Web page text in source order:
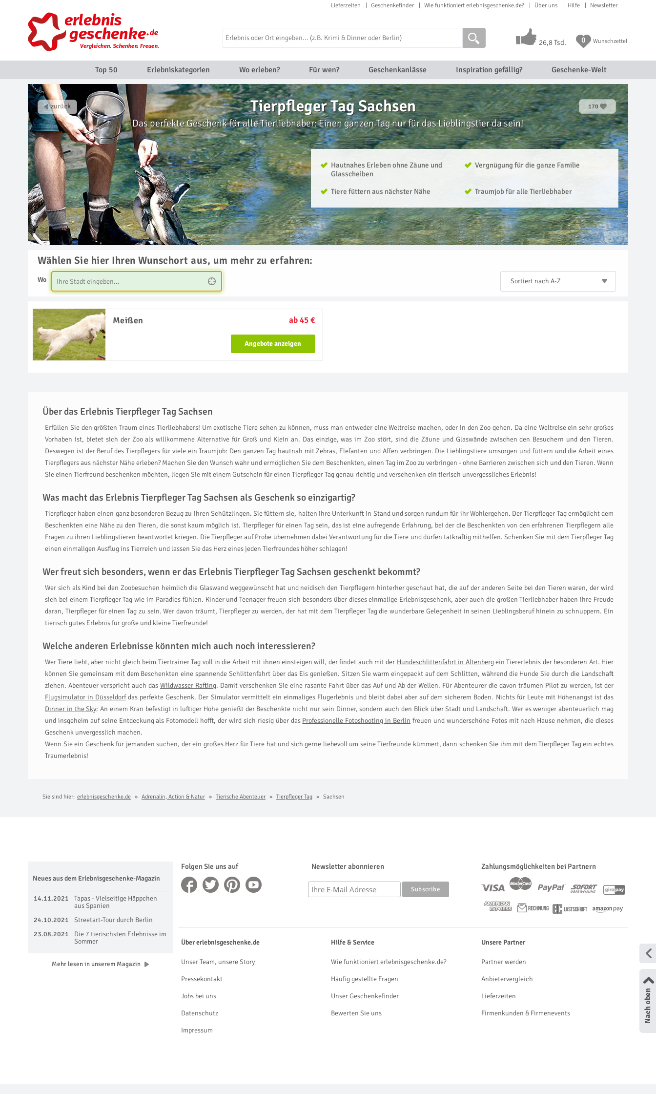
Lieferzeiten Geschenkefinder Wie funktioniert erlebnisgeschenke.de? Über uns Hilfe Newsletter
26,8 Tsd. 0 Wunschzettel
Top 50 Erlebniskategorien Wo erleben? Für wen? Geschenkanlässe Inspiration gefällig? Geschenke-Welt
Tierpfleger Tag Sachsen 170
Das perfekte Geschenk für alle Tierliebhaber: Einen ganzen Tag nur für das Lieblingstier da sein!
Hautnahes Erleben ohne Zäune und
Glasscheiben
Vergnügung für die ganze Familie
Tiere füttern aus nächster Nähe Traumjob für alle Tierliebhaber
Wählen Sie hier Ihren Wunschort aus, um mehr zu erfahren:
Wo Sortiert nach A-Z
Meißen ab 45 €
Angebote anzeigen
Über das Erlebnis Tierpfleger Tag Sachsen
Erfüllen Sie den größten Traum eines Tierliebhabers! Um exotische Tiere sehen zu können, muss man entweder eine Weltreise machen, oder in den Zoo gehen. Da eine Weltreise ein sehr großes
Vorhaben ist, bietet sich der Zoo als willkommene Alternative für Groß und Klein an. Das einzige, was im Zoo stört, sind die Zäune und Glaswände zwischen den Besuchern und den Tieren.
Deswegen ist der Beruf des Tierpflegers für viele ein Traumjob: Den ganzen Tag hautnah mit Zebras, Elefanten und Affen verbringen. Die Lieblingstiere umsorgen und füttern und die Arbeit eines
Tierpflegers aus nächster Nähe erleben? Machen Sie den Wunsch wahr und ermöglichen Sie dem Beschenkten, einen Tag im Zoo zu verbringen - ohne Barrieren zwischen sich und den Tieren. Wenn
Sie einen Tierfreund beschenken möchten, liegen Sie mit einem Gutschein für einen Tierpfleger Tag genau richtig und verschenken ein tierisch unvergessliches Erlebnis!
Was macht das Erlebnis Tierpfleger Tag Sachsen als Geschenk so einzigartig?
Tierpfleger haben einen ganz besonderen Bezug zu ihren Schützlingen. Sie füttern sie, halten ihre Unterkunft in Stand und sorgen rundum für ihr Wohlergehen. Der Tierpfleger Tag ermöglicht dem
Beschenkten eine Nähe zu den Tieren, die sonst kaum möglich ist. Tierpfleger für einen Tag sein, das ist eine aufregende Erfahrung, bei der die Beschenkten von den erfahrenen Tierpflegern alle
Fragen zu ihren Lieblingstieren beantwortet kriegen. Die Tierpfleger auf Probe übernehmen dabei Verantwortung für die Tiere und dürfen tatkräftig mithelfen. Schenken Sie mit dem Tierpfleger Tag
einen einmaligen Ausflug ins Tierreich und lassen Sie das Herz eines jeden Tierfreundes höher schlagen!
Wer freut sich besonders, wenn er das Erlebnis Tierpfleger Tag Sachsen geschenkt bekommt?
Wer sich als Kind bei den Zoobesuchen heimlich die Glaswand weggewünscht hat und neidisch den Tierpflegern hinterher geschaut hat, die auf der anderen Seite bei den Tieren waren, der wird
sich bei einem Tierpfleger Tag wie im Paradies fühlen. Kinder und Teenager freuen sich besonders über dieses einmalige Erlebnisgeschenk, aber auch die großen Tierliebhaber haben ihre Freude
daran, Tierpfleger für einen Tag zu sein. Wer davon träumt, Tierpfleger zu werden, der hat mit dem Tierpfleger Tag die wunderbare Gelegenheit in seinen Lieblingsberuf hinein zu schnuppern. Ein
tierisch gutes Erlebnis für große und kleine Tierfreunde!
Welche anderen Erlebnisse könnten mich auch noch interessieren?
Wer Tiere liebt, aber nicht gleich beim Tiertrainer Tag voll in die Arbeit mit ihnen einsteigen will, der findet auch mit der Hundeschlittenfahrt in Altenbergein Tiererlebnis der besonderen Art. Hier
können Sie gemeinsam mit dem Beschenkten eine spannende Schlittenfahrt über das Eis genießen. Sitzen Sie warm eingepackt auf dem Schlitten, während die Hunde Sie durch die Landschaft
ziehen. Abenteuer verspricht auch das Wildwasser Rafting. Damit verschenken Sie eine rasante Fahrt über das Auf und Ab der Wellen. Für Abenteurer die davon träumen Pilot zu werden, ist der
Flugsimulator in Düsseldorfdas perfekte Geschenk. Der Simulator vermittelt ein einmaliges Flugerlebnis und bleibt dabei aber auf dem sicherem Boden. Nichts für Leute mit Höhenangst ist das
Dinner in the Sky: An einem Kran befestigt in luftiger Höhe genießt der Beschenkte nicht nur sein Dinner, sondern auch den Blick über Stadt und Landschaft. Wer es weniger abenteuerlich mag
und insgeheim auf seine Entdeckung als Fotomodell hofft, der wird sich riesig über das Professionelle Fotoshooting in Berlin freuen und wunderschöne Fotos mit nach Hause nehmen, die dieses
Geschenk unvergesslich machen.
Wenn Sie ein Geschenk für jemanden suchen, der ein großes Herz für Tiere hat und sich gerne liebevoll um seine Tierfreunde kümmert, dann schenken Sie ihm mit dem Tierpfleger Tag ein echtes
Traumerlebnis!
Sie sind hier: erlebnisgeschenke.de Adrenalin, Action & Natur Tierische Abenteuer Tierpfleger Tag Sachsen
Folgen Sie uns auf Newsletter abonnieren Zahlungsmöglichkeiten bei Partnern
Neues aus dem Erlebnisgeschenke-Magazin
14.11.2021
Tapas - Vielseitige Häppchen
aus Spanien
24.10.2021
Streetart-Tour durch Berlin
23.08.2021
Die 7 tierischsten Erlebnisse im
Sommer
Mehr lesen in unserem Magazin
Über erlebnisgeschenke.de
Unser Team, unsere Story
Pressekontakt
Jobs bei uns
Datenschutz
Impressum
Hilfe & Service
Wie funktioniert erlebnisgeschenke.de?
Häufig gestellte Fragen
Unser Geschenkefinder
Bewerten Sie uns
Unsere Partner
Partner werden
Anbietervergleich
Lieferzeiten
Firmenkunden & Firmenevents